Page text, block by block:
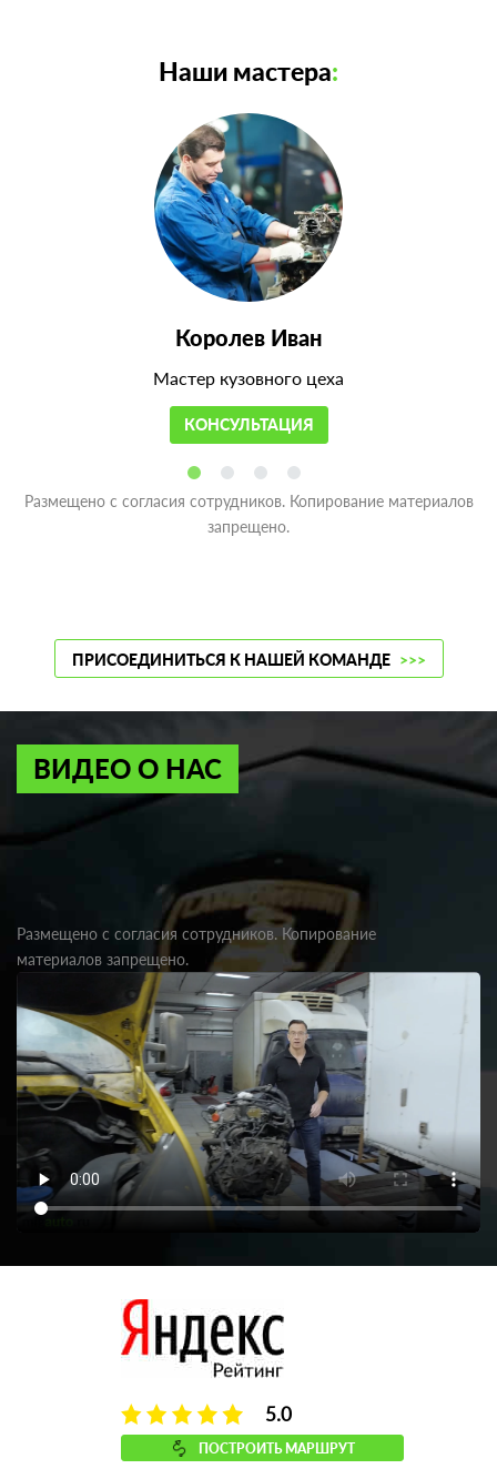
Наши мастера:
Королев Иван
Мастер кузовного цеха
КОНСУЛЬТАЦИЯ
Размещено с согласия сотрудников. Копирование материалов
запрещено.
ПРИСОЕДИНИТЬСЯ К НАШЕЙ КОМАНДЕ >>>
ВИДЕО О НАС
Размещено с согласия сотрудников. Копирование
материалов запрещено.
5.0
ПОСТРОИТЬ МАРШРУТ